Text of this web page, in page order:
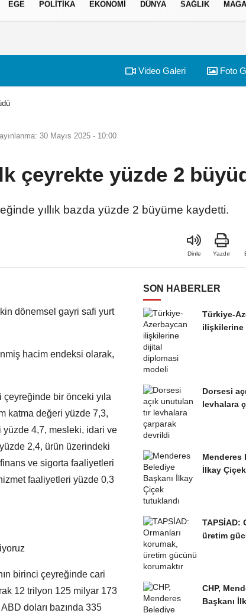
EGE POLITIKA EKONOMI DÜNYA SAĞLIK
Video Galeri Foto
30 Mayıs 2025 - 10:00
çeyrekte yüzde 2
yıllık bazda yüzde 2 büyüme kaydetti.
Dinle Yazdır
dönemsel gayri safi yurt
hacim endeksi olarak,
bir önceki yıla
katma değeri yüzde 7,3,
4,7, mesleki, idari ve
2,4, ürün üzerindeki
ve sigorta faaliyetleri
faaliyetleri yüzde 0,3
birinci çeyreğinde cari
12 trilyon 125 milyar 173
doları bazında 335
SON HABERLER
Türkiye-
ilişkilerine
Dorsesi
levhalara
Menderes
İlkay
TAPSİAD:
üretim
CHP,
Başkanı